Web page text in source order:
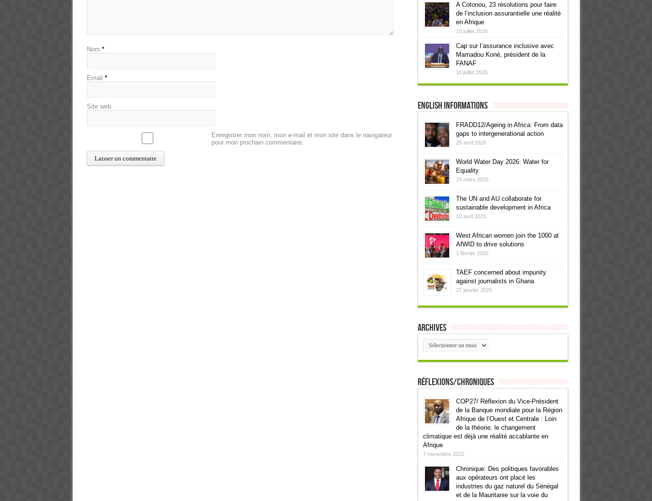
Nom *
Email *
Site web
Enregistrer mon nom, mon e-mail et mon site dans le navigateur
pour mon prochain commentaire.
A Cotonou, 23 résolutions pour faire
de l’inclusion assurantielle une réalité
en Afrique
10 juillet 2026
Cap sur l’assurance inclusive avec
Mamadou Koné, président de la
FANAF
10 juillet 2026
English informations
FRADD12/Ageing in Africa: From data
gaps to intergenerational action
29 avril 2026
World Water Day 2026: Water for
Equality
24 mars 2026
The UN and AU collaborate for
sustainable development in Africa
10 avril 2025
West African women join the 1000 at
AfWID to drive solutions
1 février 2025
TAEF concerned about impunity
against journalists in Ghana
27 janvier 2025
Archives
Archives
Réflexions/Chroniques
COP27/ Réflexion du Vice-Président
de la Banque mondiale pour la Région
Afrique de l’Ouest et Centrale : Loin
de la théorie, le changement
climatique est déjà une réalité accablante en
Afrique
7 novembre 2022
Chronique: Des politiques favorables
aux opérateurs ont placé les
industries du gaz naturel du Sénégal
et de la Mauritanie sur la voie du